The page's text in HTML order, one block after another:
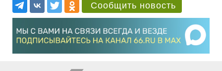
Сообщить новость